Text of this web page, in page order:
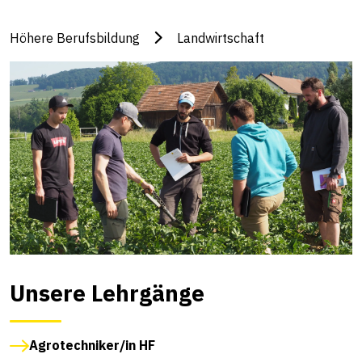
Höhere Berufsbildung Landwirtschaft
Unsere Lehrgänge
Agrotechniker/in HF